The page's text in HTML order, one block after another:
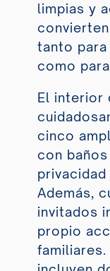
limpias y
tanto
como
El interior
cinco
con
Además,
invitados
propio
familiares.